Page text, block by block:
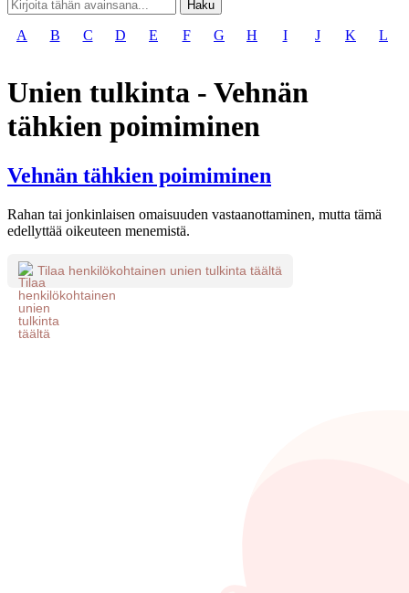
Haku
A B C D E F G H I J K L
Unien tulkinta - Vehnän
tähkien poimiminen
Vehnän tähkien poimiminen
Rahan tai jonkinlaisen omaisuuden vastaanottaminen, mutta tämä
edellyttää oikeuteen menemistä.
Tilaa henkilökohtainen unien tulkinta täältä